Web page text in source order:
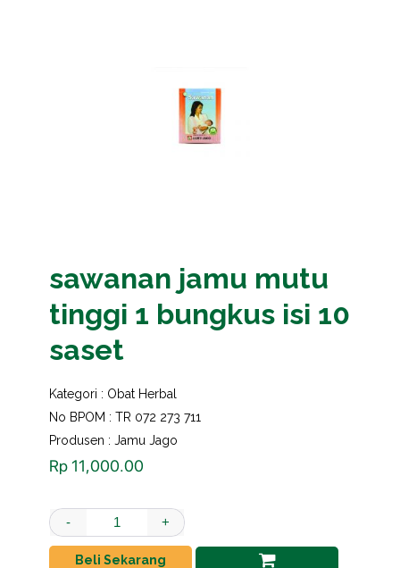
sawanan jamu mutu
tinggi 1 bungkus isi 10
saset
Kategori : Obat Herbal
No BPOM : TR 072 273 711
Produsen : Jamu Jago
Rp11,000.00
sawanan jamu mutu tinggi 1 bungkus isi 10 saset quantity
- +
Beli Sekarang